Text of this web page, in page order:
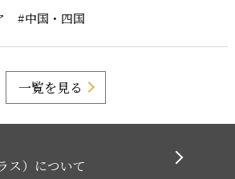
#中国・四国
一覧を見る
ス）について